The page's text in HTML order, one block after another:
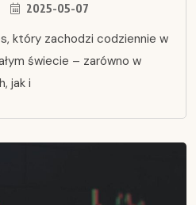
2025-05-07
który zachodzi codziennie w
świecie – zarówno w
jak i